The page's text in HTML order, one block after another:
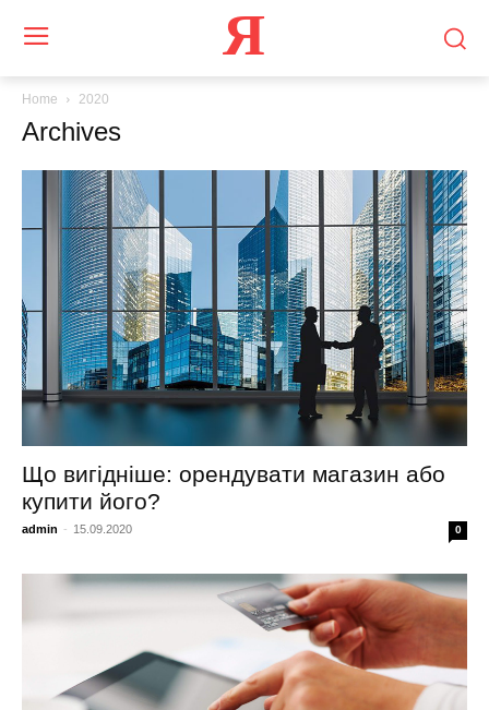
Я
Home 2020
Archives
Що вигідніше: орендувати магазин або
купити його?
admin - 15.09.2020 0